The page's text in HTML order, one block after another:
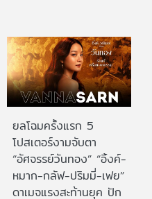
ยลโฉมครั้งแรก 5
โปสเตอร์งามจับตา
“อัศจรรย์วันทอง” “อิ้งค์-
หมาก-กลัฟ-ปริมมี่-เฟย”
ดาเมจแรงสะท้านยุค ปัก